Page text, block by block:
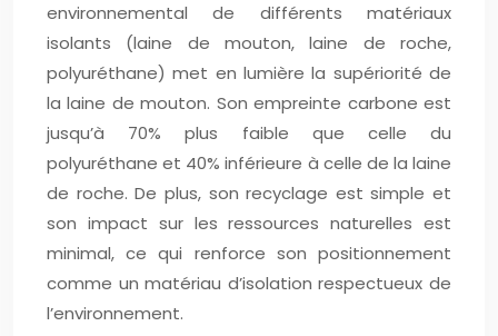
environnemental de différents matériaux
isolants (laine de mouton, laine de roche,
polyuréthane) met en lumière la supériorité de
la laine de mouton. Son empreinte carbone est
jusqu’à 70% plus faible que celle du
polyuréthane et 40% inférieure à celle de la laine
de roche. De plus, son recyclage est simple et
son impact sur les ressources naturelles est
minimal, ce qui renforce son positionnement
comme un matériau d’isolation respectueux de
l’environnement.